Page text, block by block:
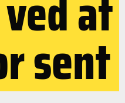
sent